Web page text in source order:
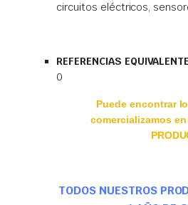
circuitos eléctricos,
REFERENCIAS
0
Puede encontrar
comercializamos
TODOS NUESTROS